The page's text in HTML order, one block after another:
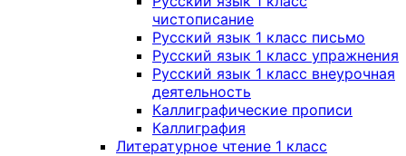
чистописание
Русский язык 1 класс письмо
Русский язык 1 класс упражнения
Русский язык 1 класс внеурочная
деятельность
Каллиграфические прописи
Каллиграфия
Литературное чтение 1 класс